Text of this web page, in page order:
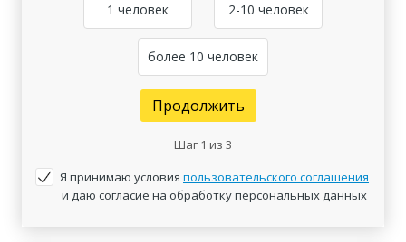
1 человек 2-10 человек
более 10 человек
Продолжить
Шаг 1 из 3
Я принимаю условия пользовательского соглашения
и даю согласие на обработку персональных данных